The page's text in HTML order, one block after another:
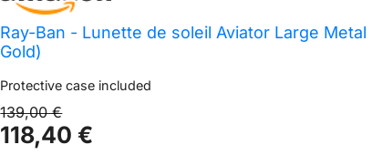
Ray-Ban - Lunette de soleil Aviator Large Metal
Gold)
Protective case included
139,00 €
118,40 €